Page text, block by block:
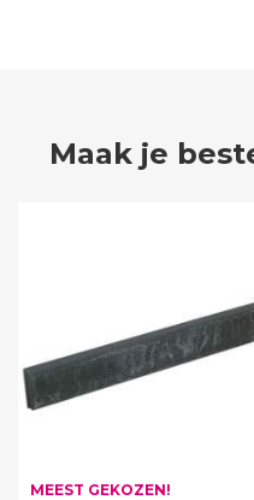
Maak je
MEEST GEKOZEN!